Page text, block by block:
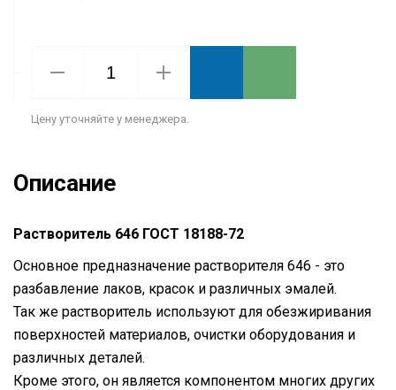
Цену уточняйте у менеджера.
Описание
Растворитель 646 ГОСТ 18188-72
Основное предназначение растворителя 646 - это
разбавление лаков, красок и различных эмалей.
Так же растворитель используют для обезжиривания
поверхностей материалов, очистки оборудования и
различных деталей.
Кроме этого, он является компонентом многих других